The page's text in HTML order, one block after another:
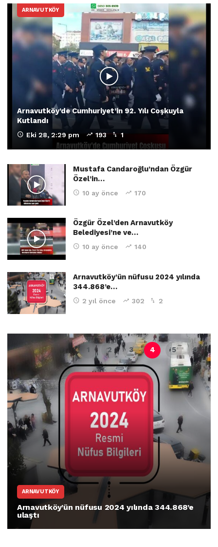
ARNAVUTKÖY
Arnavutköy’de Cumhuriyet’in 92. Yılı Coşkuyla
Kutlandı
Eki 28, 2:29 pm 193 1
Mustafa Candaroğlu’ndan Özgür
Özel’in…
10 ay önce 170
Özgür Özel’den Arnavutköy
Belediyesi’ne ve…
10 ay önce 140
Arnavutköy’ün nüfusu 2024 yılında
344.868’e…
2 yıl önce 302 2
ARNAVUTKÖY
Arnavutköy’ün nüfusu 2024 yılında 344.868’e
ulaştı